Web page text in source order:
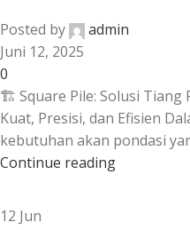
Posted by
admin
Juni 12, 2025
0
🏗️ Square Pile: Solusi Tiang
Kuat, Presisi, dan Efisien
kebutuhan akan pondasi
Continue reading
12 Jun